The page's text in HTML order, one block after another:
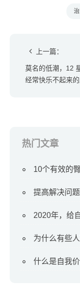
上一篇：
莫名的低潮，12
经常快乐不起来
热门文章
10个有效的
提高解决问
2020年，给
为什么有些
什么是自我